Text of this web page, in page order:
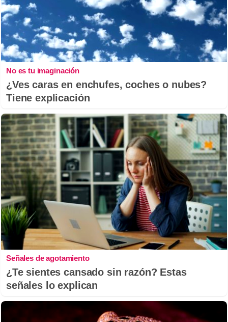
No es tu imaginación
¿Ves caras en enchufes, coches o nubes?
Tiene explicación
Señales de agotamiento
¿Te sientes cansado sin razón? Estas
señales lo explican